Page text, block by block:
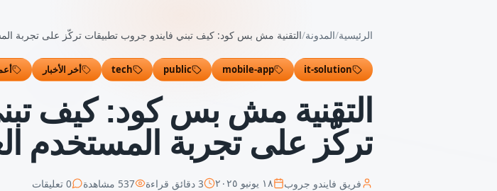
الرئيسية/المدونة/التقنية مش بس كود: كيف تبني فايندو جروب تطبيقات تركّز على تجربة
it-solution
mobile-app
public
tech أخر الأخبار
التقنية مش بس كود: كيف
تركّز على تجربة المستخدم
فريق فايندو جروب ١٨ يونيو ٢٠٢٥ 3دقائق قراءة 537 مشاهدة 0تعليقات